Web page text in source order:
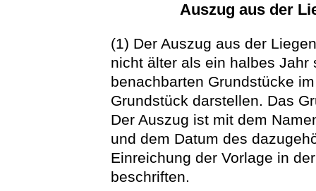
Auszug aus der
(1) Der Auszug aus der
nicht älter als ein halbes
benachbarten Grundstücke
Grundstück darstellen. Das
Der Auszug ist mit dem
und dem Datum des
Einreichung der Vorlage in
beschriften.